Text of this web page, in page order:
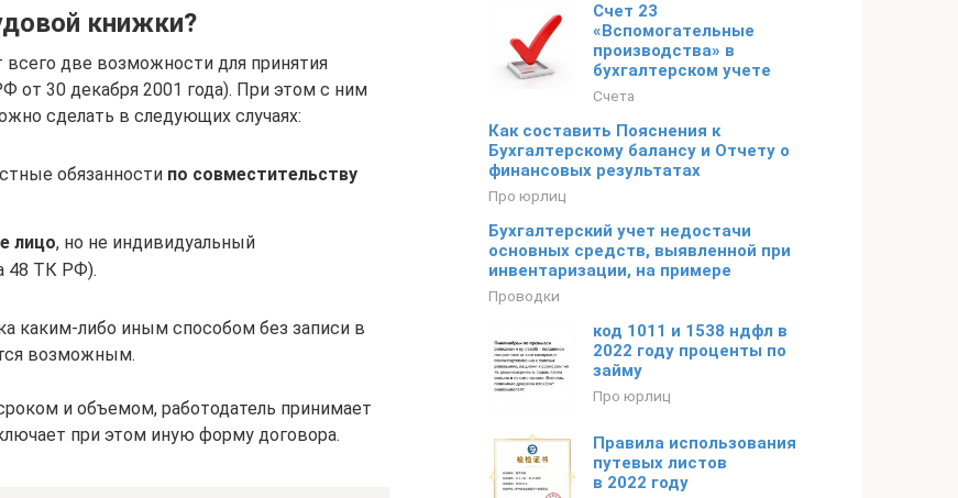
книжки?
две возможности для принятия
от 30 декабря 2001 года). При этом с ним
сделать в следующих случаях:
обязанности по совместительству
лицо, но не индивидуальный
48 ТК РФ).
каким-либо иным способом без записи в
возможным.
и объемом, работодатель принимает
при этом иную форму договора.
Счет 23
«Вспомогательные
производства» в
бухгалтерском учете
Счета
Как составить Пояснения к
Бухгалтерскому балансу и Отчету о
финансовых результатах
Про юрлиц
Бухгалтерский учет недостачи
основных средств, выявленной при
инвентаризации, на примере
Проводки
код 1011 и 1538 ндфл в
2022 году проценты по
займу
Про юрлиц
Правила использования
путевых листов
в 2022 году